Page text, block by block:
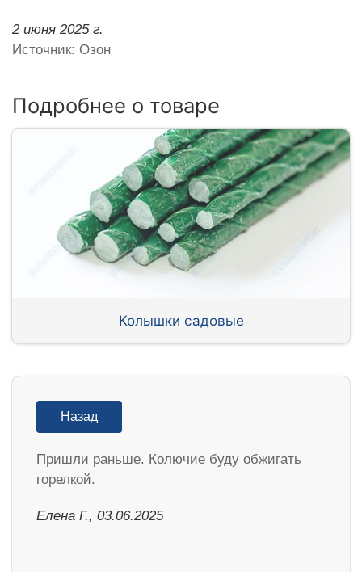
2 июня 2025 г.
Источник: Озон
Подробнее о товаре
Колышки садовые
Назад
Пришли раньше. Колючие буду обжигать
горелкой.
Елена Г., 03.06.2025